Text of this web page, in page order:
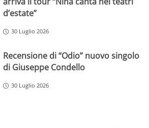
d’estate”
30 Luglio 2026
Recensione di “Odio” nuovo singolo
di Giuseppe Condello
30 Luglio 2026